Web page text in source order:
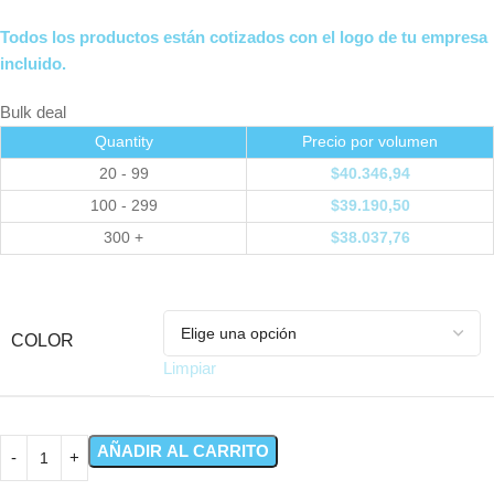
Todos los productos están cotizados con el logo de tu empresa
incluido.
Bulk deal
Quantity
Precio por volumen
20 - 99
$40.346,94
100 - 299
$39.190,50
300 +
$38.037,76
COLOR
Limpiar
AÑADIR AL CARRITO